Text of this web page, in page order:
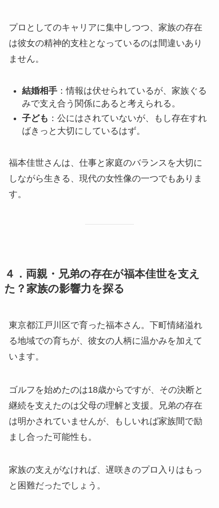
プロとしてのキャリアに集中しつつ、家族の存在
は彼女の精神的支柱となっているのは間違いあり
ません。
結婚相手：情報は伏せられているが、家族ぐる
みで支え合う関係にあると考えられる。
子ども ：公にはされていないが、もし存在すれ
ばきっと大切にしているはず。
福本佳世さんは、仕事と家庭のバランスを大切に
しながら生きる、現代の女性像の一つでもありま
す。
４．両親・兄弟の存在が福本佳世を支え
た？家族の影響力を探る
東京都江戸川区で育った福本さん。下町情緒溢れ
る地域での育ちが、彼女の人柄に温かみを加えて
います。
ゴルフを始めたのは18歳からですが、その決断と
継続を支えたのは父母の理解と支援。兄弟の存在
は明かされていませんが、もしいれば家族間で励
まし合った可能性も。
家族の支えがなければ、遅咲きのプロ入りはもっ
と困難だったでしょう。